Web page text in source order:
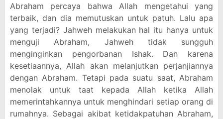
Abraham percaya bahwa Allah mengetahui yang
terbaik, dan dia memutuskan untuk patuh. Lalu apa
yang terjadi? Jahweh melakukan hal itu hanya untuk
menguji Abraham, Jahweh tidak sungguh
menginginkan pengorbanan Ishak. Dan karena
kesetiaannya, Allah akan melanjutkan perjanjiannya
dengan Abraham. Tetapi pada suatu saat, Abraham
menolak untuk taat kepada Allah ketika Allah
memerintahkannya untuk menghindari setiap orang di
rumahnya. Sebagai akibat ketidakpatuhan Abraham,